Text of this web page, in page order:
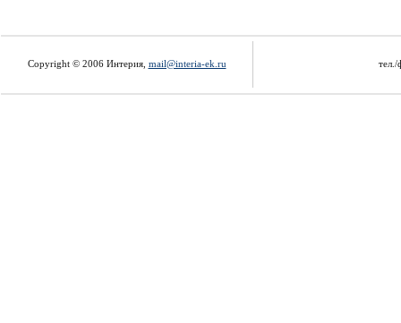
Copyright © 2006 Интерия, mail@interia-ek.ru